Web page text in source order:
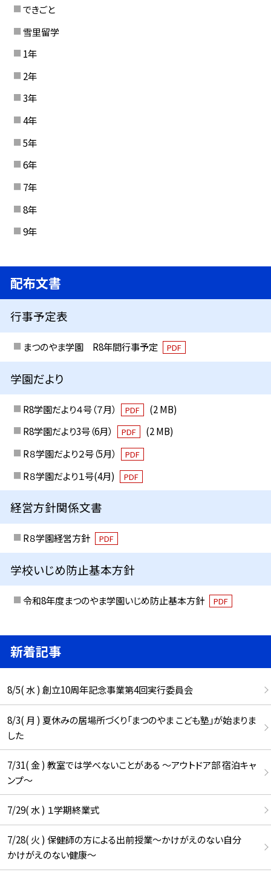
できごと
雪里留学
1年
2年
3年
4年
5年
6年
7年
8年
9年
配布文書
行事予定表
まつのやま学園 R8年間行事予定 PDF
学園だより
R8学園だより４号（７月） PDF
(2 MB)
R8学園だより3号（6月）
PDF
(2 MB)
R８学園だより２号（5月）
PDF
R８学園だより１号(4月) PDF
経営方針関係文書
R８学園経営方針 PDF
学校いじめ防止基本方針
令和8年度まつのやま学園いじめ防止基本方針 PDF
新着記事
8/5( 水 ) 創立10周年記念事業第4回実行委員会
8/3( 月 ) 夏休みの居場所づくり「まつのやま こども塾」が始まりま
した
7/31( 金 ) 教室では学べないことがある ～アウトドア部 宿泊キャ
ンプ～
7/29( 水 ) １学期終業式
7/28( 火 ) 保健師の方による出前授業～かけがえのない自分
かけがえのない健康～